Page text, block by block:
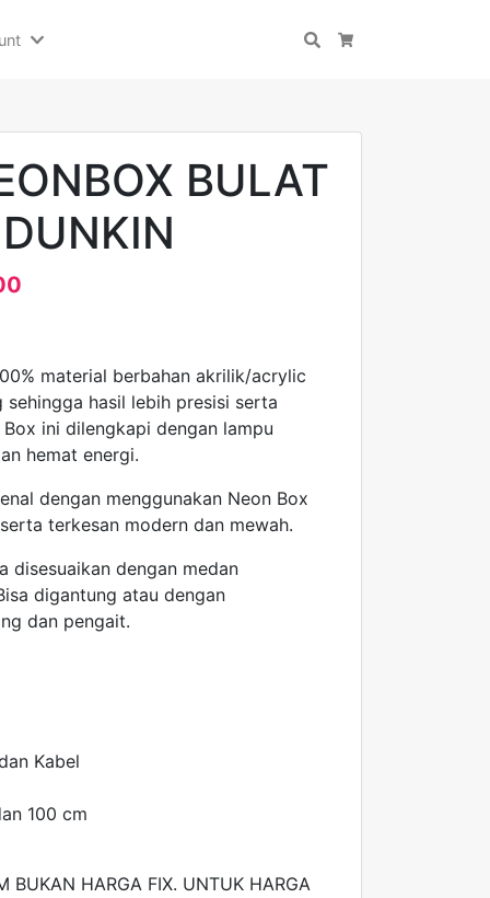
Search
BULAT
material berbahan akrilik/acrylic
hasil lebih presisi serta
ini dilengkapi dengan lampu
hemat energi.
dengan menggunakan Neon Box
terkesan modern dan mewah.
disesuaikan dengan medan
digantung atau dengan
dan pengait.
Kabel
100 cm
BUKAN HARGA FIX. UNTUK HARGA